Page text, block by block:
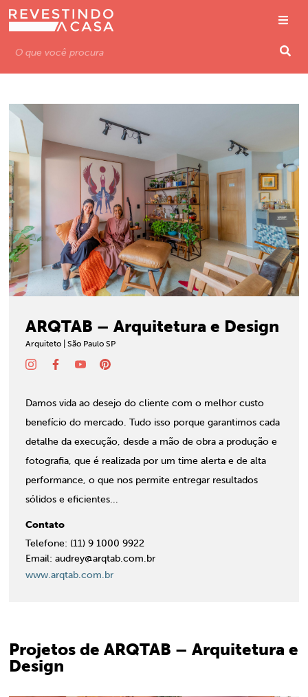
ARQTAB – Arquitetura e Design
Arquiteto | São Paulo SP
Damos vida ao desejo do cliente com o melhor custo
benefício do mercado. Tudo isso porque garantimos cada
detalhe da execução, desde a mão de obra a produção e
fotografia, que é realizada por um time alerta e de alta
performance, o que nos permite entregar resultados
sólidos e eficientes.​..
Contato
Telefone: (11) 9 1000 9922
Email: audrey@arqtab.com.br
www.arqtab.com.br
Projetos de ARQTAB – Arquitetura e
Design